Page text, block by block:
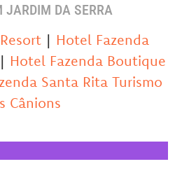
JARDIM DA SERRA
| Hotel Fazenda
| Hotel Fazenda Boutique
Santa Rita Turismo
Cânions